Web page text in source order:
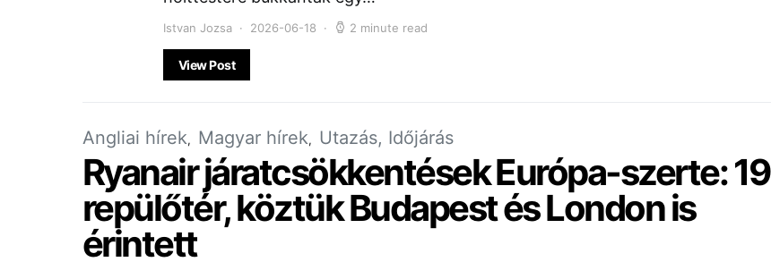
Istvan Jozsa 2026-06-18 2 minute read
View Post
Angliai hírek Magyar hírek Utazás, Időjárás
Ryanair járatcsökkentések Európa-szerte: 19
repülőtér, köztük Budapest és London is
érintett